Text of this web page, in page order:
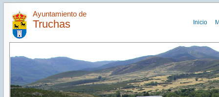
Ayuntamiento de
Truchas Inicio